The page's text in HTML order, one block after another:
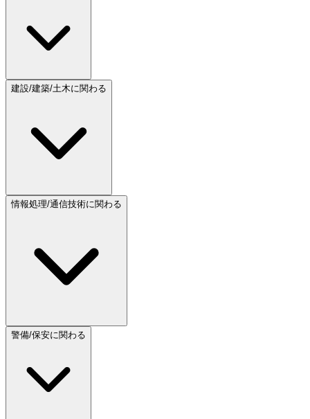
建設/建築/土木に関わる
情報処理/通信技術に関わる
警備/保安に関わる